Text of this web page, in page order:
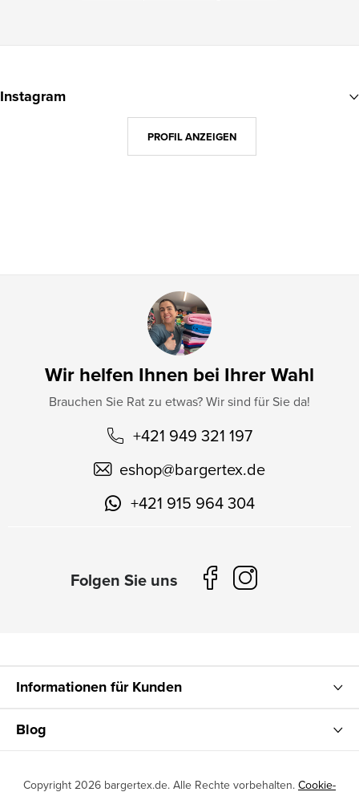
u
Wir helfen Ihnen bei Ihrer Wahl
Brauchen Sie Rat zu etwas? Wir sind für Sie da!
+421 949 321 197
eshop@bargertex.de
+421 915 964 304
Instagram
PROFIL ANZEIGEN
Informationen für Kunden
Blog
Copyright 2026 bargertex.de. Alle Rechte vorbehalten. Cookie-